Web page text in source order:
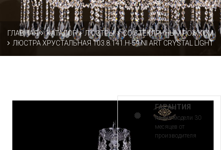
ГЛАВНАЯ КАТАЛОГ ЛЮСТРЫ
СО СТЕКЛЯННЫМ РОЖКОМ
ЛЮСТРА ХРУСТАЛЬНАЯ 103.8.141.H-59.NI ART CRYSTAL LIGHT
ГАРАНТИЯ
на все модели 30
месяцев от
производителя